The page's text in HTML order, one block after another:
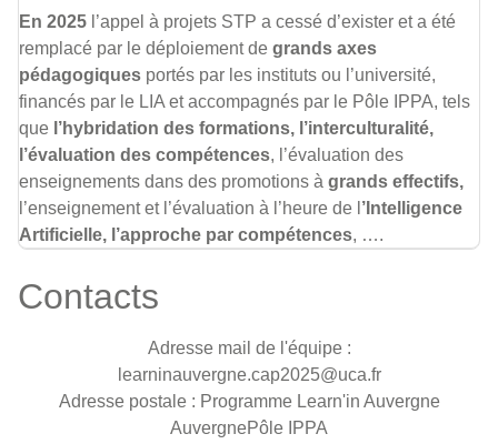
En 2025 l’appel à projets STP a cessé d’exister et a été
remplacé par le déploiement de grands axes
pédagogiques portés par les instituts ou l’université,
financés par le LIA et accompagnés par le Pôle IPPA, tels
que l’hybridation des formations, l’interculturalité,
l’évaluation des compétences, l’évaluation des
enseignements dans des promotions à grands effectifs,
l’enseignement et l’évaluation à l’heure de l ’Intelligence
Artificielle, l’approche par compétences, ….
Contacts
Adresse mail de l'équipe :
learninauvergne.cap2025@uca.fr
Adresse postale : Programme Learn'in Auvergne
AuvergnePôle IPPA